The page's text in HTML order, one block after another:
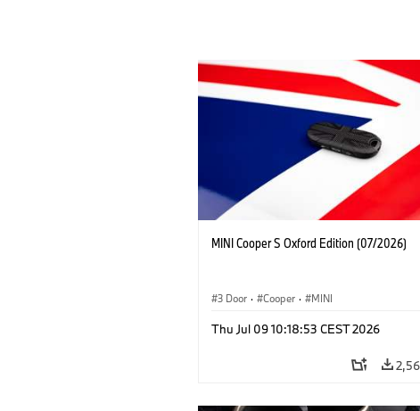
MINI Cooper S Oxford Edition (07/2026)
3 Door · Cooper · MINI
Thu Jul 09 10:18:53 CEST 2026